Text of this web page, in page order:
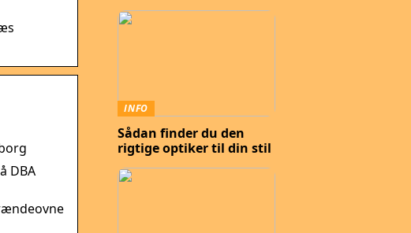
DBA
INFO
Sådan finder du den
rigtige optiker til din stil